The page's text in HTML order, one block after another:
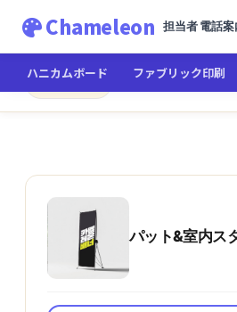
Chameleon 担当者 電話案
ハニカムボード ファブリック印刷
← メインへ Chameleonパッ
パット&室内ス